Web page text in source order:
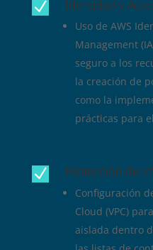
N Identidad y
Uso de AWS
Management
seguro a los
la creación de
como la
prácticas para
N Protección de
Configuración
Cloud (VPC)
aislada dentro